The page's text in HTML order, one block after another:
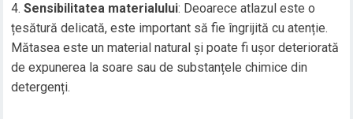
Sensibilitatea materialului: Deoarece atlazul este o
țesătură delicată, este important să fie îngrijită cu atenție.
Mătasea este un material natural și poate fi ușor deteriorată
de expunerea la soare sau de substanțele chimice din
detergenți.